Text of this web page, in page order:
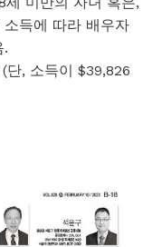
득에 따라 배우자
.
, 소득이 $39,826